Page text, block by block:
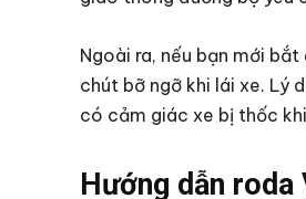
Ngoài ra, nếu bạn mới
chút bỡ ngỡ khi lái xe. Lý
có cảm giác xe bị thốc
Hướng dẫn roda